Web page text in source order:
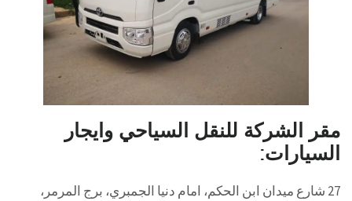
مقر الشركة للنقل السياحي وايجار
السيارات:
27 شارع ميدان ابن الحكم، امام دنيا الجمبري، برج المرمر،